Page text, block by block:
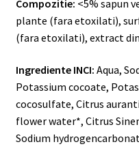
Compozitie: <5% sapun
plante (fara etoxilati),
(fara etoxilati), extract
Ingrediente INCI: Aqua,
Potassium cocoate,
cocosulfate, Citrus
flower water*, Citrus
Sodium